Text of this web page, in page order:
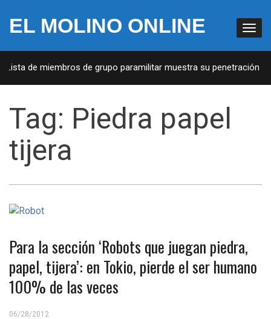
EL MOLINO ONLINE
de miembros de grupo paramilitar muestra su penetración en
Tag: Piedra papel
tijera
Para la sección ‘Robots que juegan piedra,
papel, tijera’: en Tokio, pierde el ser humano
100% de las veces
06/28/2012